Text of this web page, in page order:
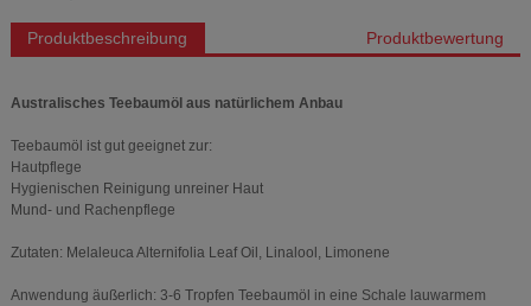
Produktbeschreibung Produktbewertung
Australisches Teebaumöl aus natürlichem Anbau
Teebaumöl ist gut geeignet zur:
Hautpflege
Hygienischen Reinigung unreiner Haut
Mund- und Rachenpflege
Zutaten: Melaleuca Alternifolia Leaf Oil, Linalool, Limonene
Anwendung äußerlich: 3-6 Tropfen Teebaumöl in eine Schale lauwarmem